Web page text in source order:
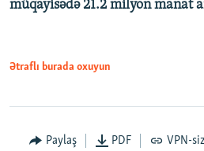
Auto 240p 360p
müqayisədə 21.2 milyon manat
Ətraflı burada oxuyun
Paylaş PDF VPN-